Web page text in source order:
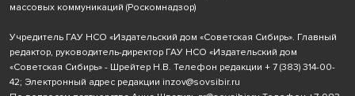
массовых коммуникаций (Роскомнадзор)
Учредитель ГАУ НСО «Издательский дом «Советская Сибирь». Главный
редактор, руководитель-директор ГАУ НСО «Издательский дом
«Советская Сибирь» - Шрейтер Н.В. Телефон редакции + 7 (383) 314-00-
42; Электронный адрес редакции inzov@sovsibir.ru